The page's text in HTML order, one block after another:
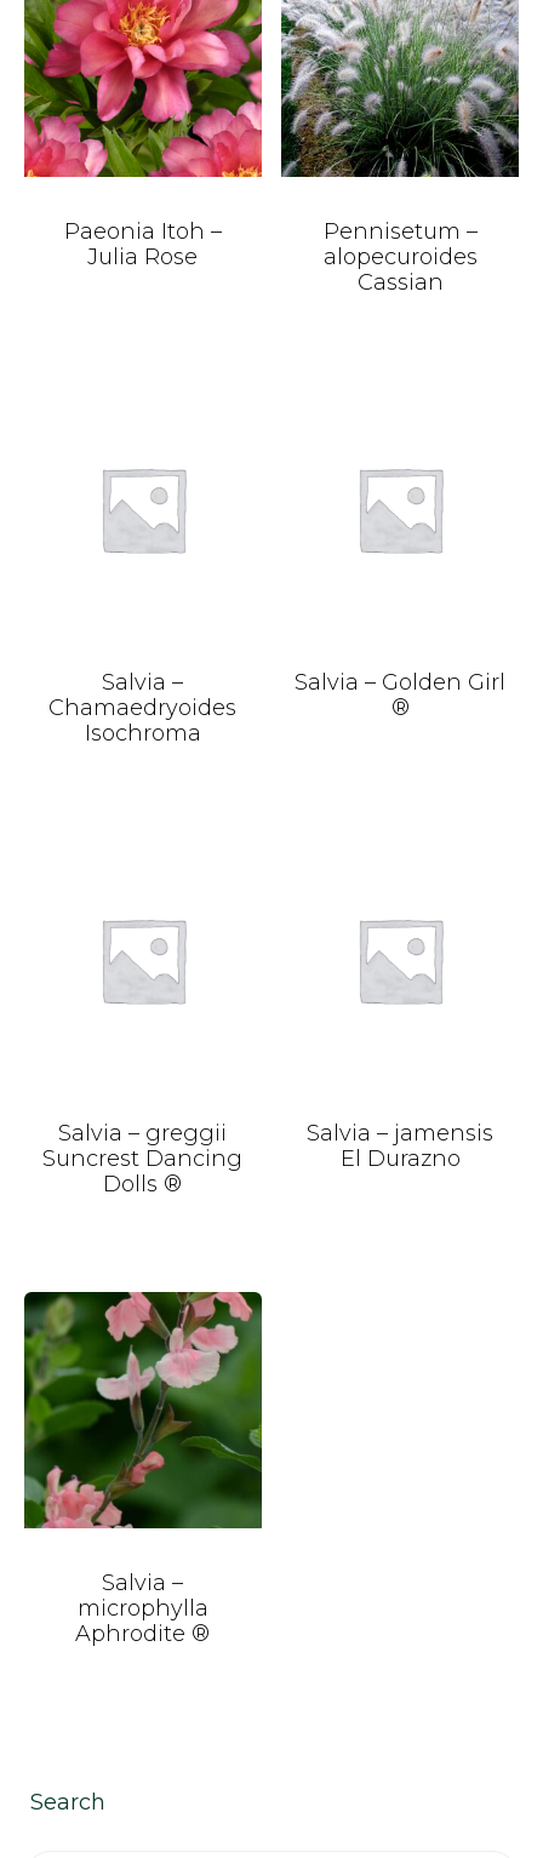
Paeonia Itoh –
Julia Rose
Pennisetum –
alopecuroides
Cassian
Salvia –
Chamaedryoides
Isochroma
Salvia – Golden Girl
®
Salvia – greggii
Suncrest Dancing
Dolls ®
Salvia – jamensis
El Durazno
Salvia –
microphylla
Aphrodite ®
Search